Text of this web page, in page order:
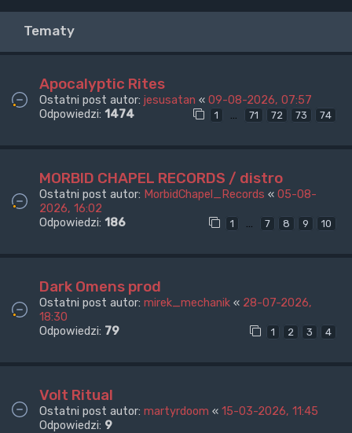
Tematy
Apocalyptic Rites
Ostatni post autor: jesusatan « 09-08-2026, 07:57
Odpowiedzi: 1474 1 … 71 72 73 74
MORBID CHAPEL RECORDS / distro
Ostatni post autor: MorbidChapel_Records « 05-08-
2026, 16:02
Odpowiedzi: 186 1 … 7 8 9 10
Dark Omens prod
Ostatni post autor: mirek_mechanik « 28-07-2026,
18:30
Odpowiedzi: 79 1 2 3 4
Volt Ritual
Ostatni post autor: martyrdoom « 15-03-2026, 11:45
Odpowiedzi: 9